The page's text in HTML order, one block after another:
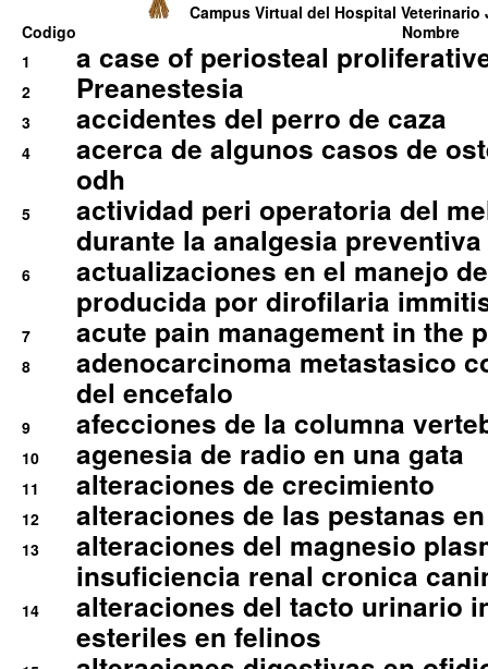
Campus Virtual del Hospital Veterinario
Codigo
Nombre
1
a case of periosteal
2 Preanestesia
3 accidentes del perro de caza
4
acerca de algunos casos de
odh
5
actividad peri operatoria del
durante la analgesia
6
actualizaciones en el manejo
producida por dirofilaria
7 acute pain management in the
8
adenocarcinoma metastasico
del encefalo
9 afecciones de la columna
10 agenesia de radio en una gata
11 alteraciones de crecimiento
12 alteraciones de las pestanas
13
alteraciones del magnesio
insuficiencia renal cronica
14
alteraciones del tacto urinario
esteriles en felinos